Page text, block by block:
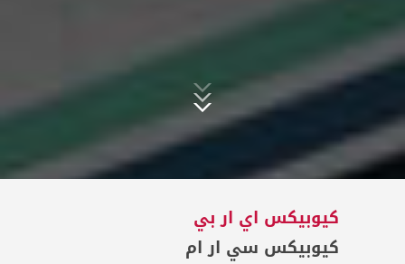
كيوبيكس اي ار بي
كيوبيكس سي ار ام